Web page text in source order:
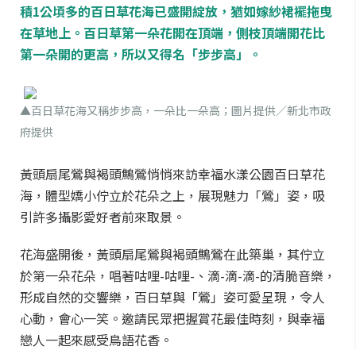
積1公頃多的百日草花海已盛開綻放，猶如嫁紗裙襬拖曳
在草地上。百日草第一朵花開在頂端，側枝頂端開花比
第一朵開的更高，所以又得名「步步高」。
▲百日草花海又稱步步高，一朵比一朵高；圖片提供／新北市政
府提供
黃頭扇尾鶯與褐頭鷦鶯悄悄來訪幸福水漾公園百日草花
海，體型嬌小佇立於花朵之上，展現魅力「鶯」姿，吸
引許多攝影愛好者前來取景。
花海盛開後，黃頭扇尾鶯與褐頭鷦鶯在此築巢，其佇立
於第一朵花朵，唱著咕哩-咕哩-、滴-滴-滴-的清脆音樂，
形成自然的交響樂，百日草與「鶯」姿可愛呈現，令人
心動，會心一笑。邀請民眾把握賞花最佳時刻，與幸福
戀人一起來感受鳥語花香。